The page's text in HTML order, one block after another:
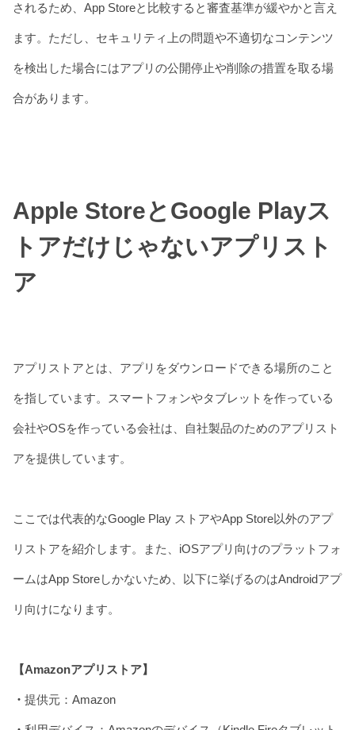
されるため、App Storeと比較すると審査基準が緩やかと言え
ます。ただし、セキュリティ上の問題や不適切なコンテンツ
を検出した場合にはアプリの公開停止や削除の措置を取る場
合があります。
Apple StoreとGoogle Playス
トアだけじゃないアプリスト
ア
アプリストアとは、アプリをダウンロードできる場所のこと
を指しています。スマートフォンやタブレットを作っている
会社やOSを作っている会社は、自社製品のためのアプリスト
アを提供しています。
ここでは代表的なGoogle Play ストアやApp Store以外のアプ
リストアを紹介します。また、iOSアプリ向けのプラットフォ
ームはApp Storeしかないため、以下に挙げるのはAndroidアプ
リ向けになります。
【Amazonアプリストア】
・ 提供元：Amazon